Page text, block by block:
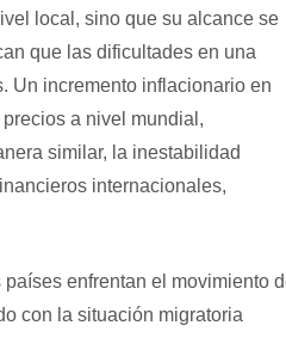
local, sino que su alcance se
que las dificultades en una
Un incremento inflacionario en
a nivel mundial,
similar, la inestabilidad
internacionales,
enfrentan el movimiento
con la situación migratoria